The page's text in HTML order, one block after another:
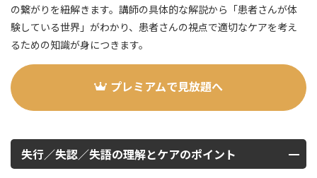
の繋がりを紐解きます。講師の具体的な解説から「患者さんが体
験している世界」がわかり、患者さんの視点で適切なケアを考え
るための知識が身につきます。
プレミアムで見放題へ
失行／失認／失語の理解とケアのポイント